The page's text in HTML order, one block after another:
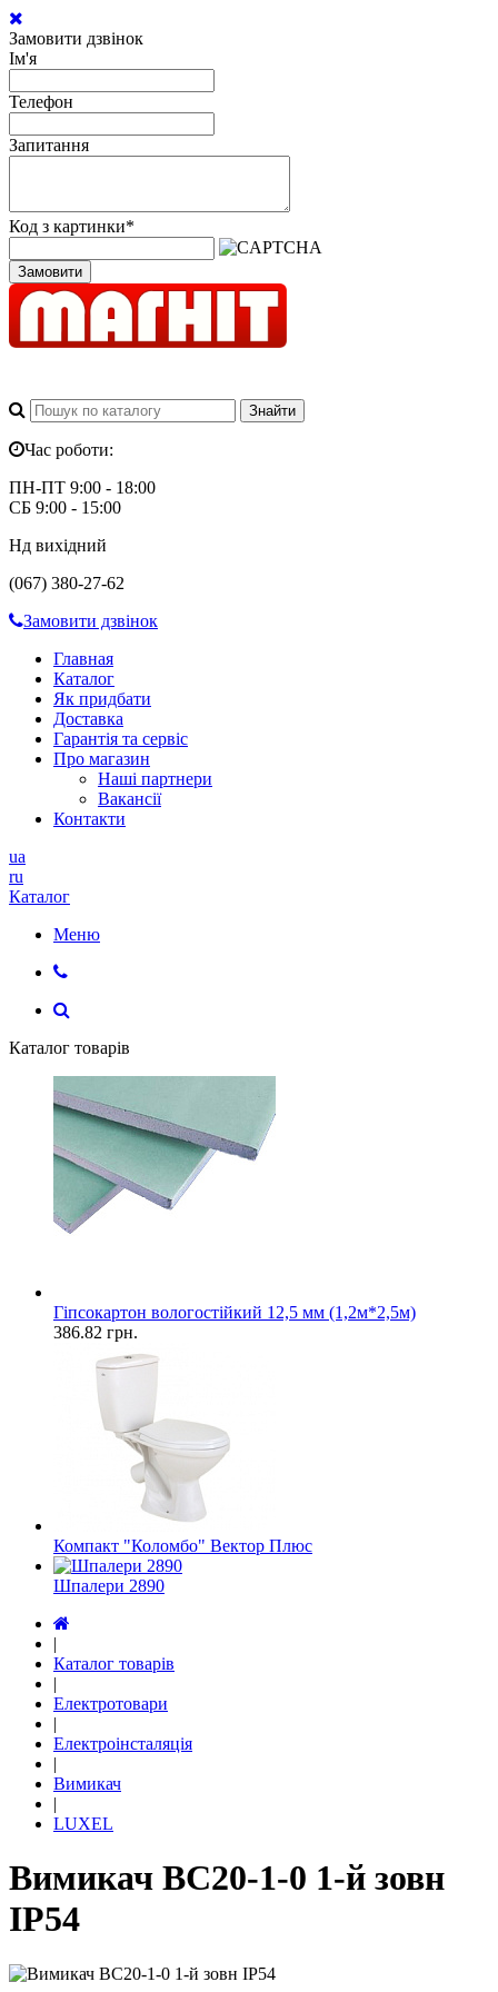
Замовити дзвінок
Ім'я
Телефон
Запитання
Код з картинки*
Замовити
Час роботи:
ПН-ПТ 9:00 - 18:00
СБ 9:00 - 15:00
Нд вихідний
(067) 380-27-62
Замовити дзвінок
Главная
Каталог
Як придбати
Доставка
Гарантія та сервіс
Про магазин
Наші партнери
Вакансії
Контакти
ua
ru
Каталог
Меню
Каталог товарів
Гіпсокартон вологостійкий 12,5 мм (1,2м*2,5м)
386.82 грн.
Компакт "Коломбо" Вектор Плюс
Шпалери 2890
|
Каталог товарів
|
Електротовари
|
Електроінсталяція
|
Вимикач
|
LUXEL
Вимикач ВС20-1-0 1-й зовн
ІР54